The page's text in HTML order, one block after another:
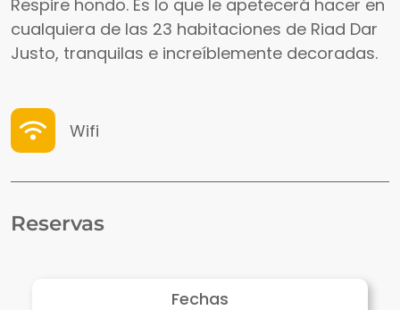
Respire hondo. Es lo que le apetecerá hacer en
cualquiera de las 23 habitaciones de Riad Dar
Justo, tranquilas e increíblemente decoradas.
Wifi
Reservas
Fechas